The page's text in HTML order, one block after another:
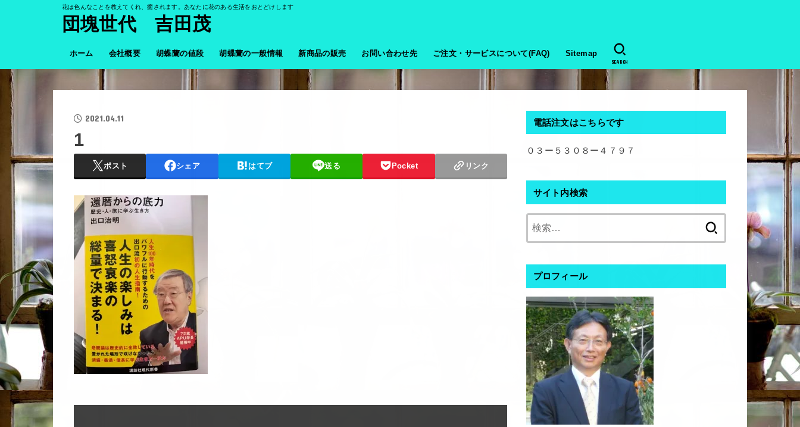
花は色んなことを教えてくれ、癒されます。あなたに花のある生活をおとどけします
団塊世代 吉田茂
ホーム 会社概要 胡蝶蘭の値段 胡蝶蘭の一般情報 新商品の販売 お問い合わせ先 ご注文・サービスについて(FAQ) Sitemap
SEARCH
2021.04.11
1
ポスト シェア はてブ 送る Pocket リンク
電話注文はこちらです
０３ー５３０８ー４７９７
サイト内検索
プロフィール